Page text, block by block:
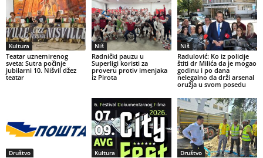
Kultura
Teatar uznemirenog
sveta: Sutra počinje
jubilarni 10. Nišvil džez
teatar
Niš
Radnički pauzu u
Superligi koristi za
proveru protiv imenjaka
iz Pirota
Niš
Radulović: Ko iz policije
štiti dr Milića da je mogao
godinu i po dana
nelegalno da drži arsenal
oružja u svom posedu
Društvo Kultura Društvo